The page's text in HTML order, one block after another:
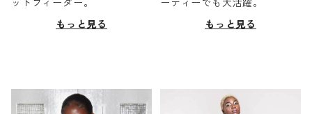
ットフィーダー。
もっと見る
ーティーでも大活躍。
もっと見る